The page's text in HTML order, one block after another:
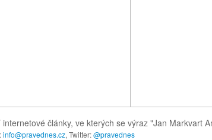
články, ve kterých se výraz "Jan Markvart
info@pravednes.cz, Twitter:@pravednes